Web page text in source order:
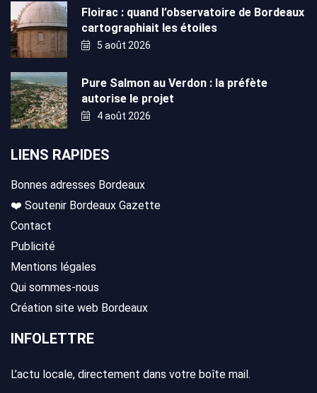
Floirac : quand l’observatoire de Bordeaux
cartographiait les étoiles
5 août 2026
Pure Salmon au Verdon : la préfète
autorise le projet
4 août 2026
LIENS RAPIDES
Bonnes adresses Bordeaux
❤️ Soutenir Bordeaux Gazette
Contact
Publicité
Mentions légales
Qui sommes-nous
Création site web Bordeaux
INFOLETTRE
L’actu locale, directement dans votre boîte mail.